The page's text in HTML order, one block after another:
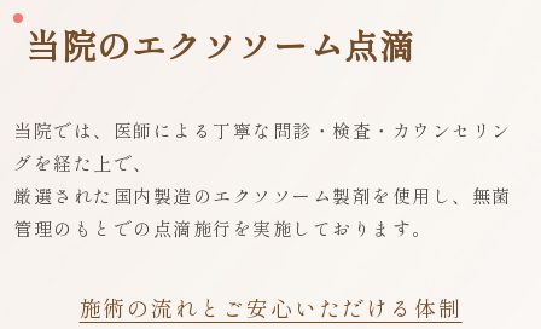
当院のエクソソーム点滴
当院では、医師による丁寧な問診・検査・カウンセリン
グを経た上で、
厳選された国内製造のエクソソーム製剤を使用し、無菌
管理のもとでの点滴施行を実施しております。
施術の流れとご安心いただける体制